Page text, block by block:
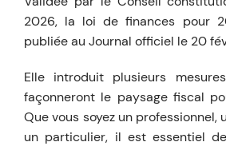
2026, la loi de finances pour
publiée au Journal officiel le 20
Elle introduit plusieurs
façonneront le paysage fiscal
Que vous soyez un professionnel,
un particulier, il est essentiel